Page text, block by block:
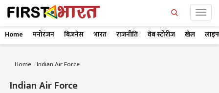
Home मनोरंजन बिज़नेस भारत राजनीति वेब स्टोरीज खेल
Home Indian Air Force
Indian Air Force